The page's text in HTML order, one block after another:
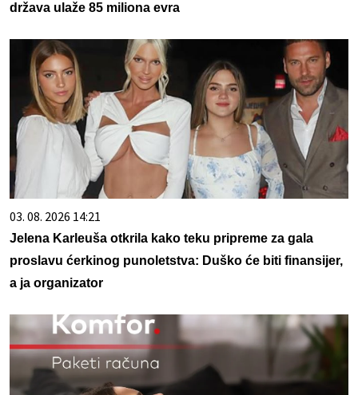
država ulaže 85 miliona evra
03. 08. 2026 14:21
Jelena Karleuša otkrila kako teku pripreme za gala
proslavu ćerkinog punoletstva: Duško će biti finansijer,
a ja organizator